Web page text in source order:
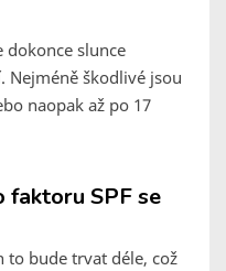
dokonce slunce
Nejméně škodlivé jsou
naopak až po 17
faktoru SPF se
to bude trvat déle, což